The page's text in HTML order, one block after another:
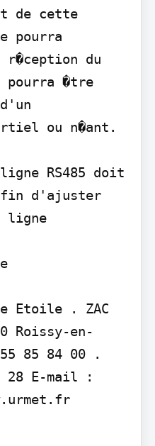
de cette
pourra
du
pourra �tre
ou n�ant.
RS485 doit
d'ajuster
ligne
Etoile . ZAC
Roissy-en-
85 84 00 .
28 E-mail :